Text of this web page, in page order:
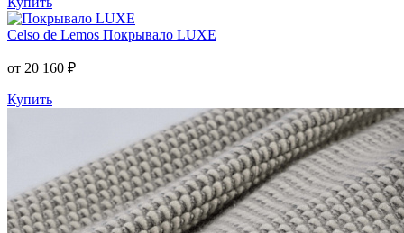
Celso de Lemos Покрывало LUXE
от 20 160 ₽
Купить